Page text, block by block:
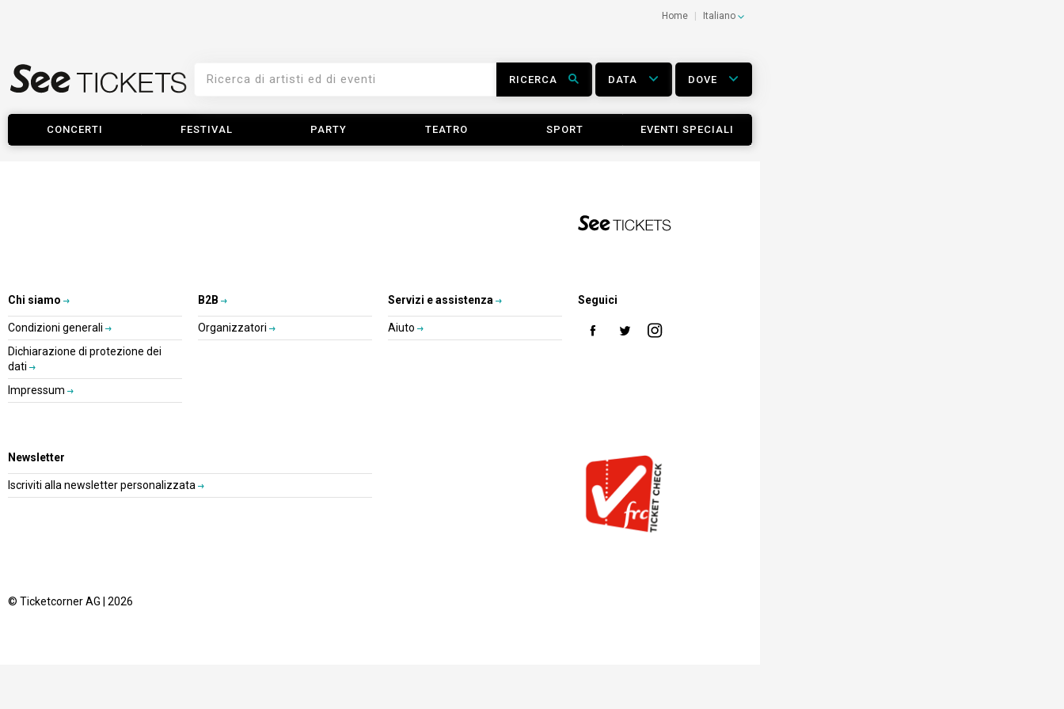
Home Italiano
RICERCA DATA DOVE
CONCERTI FESTIVAL PARTY TEATRO SPORT EVENTI SPECIALI
Chi siamo
Condizioni generali
Dichiarazione di protezione dei
dati
Impressum
B2B
Organizzatori
Servizi e assistenza
Aiuto
Seguici
Newsletter
Iscriviti alla newsletter personalizzata
© Ticketcorner AG | 2026